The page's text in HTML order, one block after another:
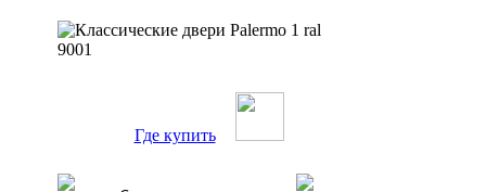
Где купить